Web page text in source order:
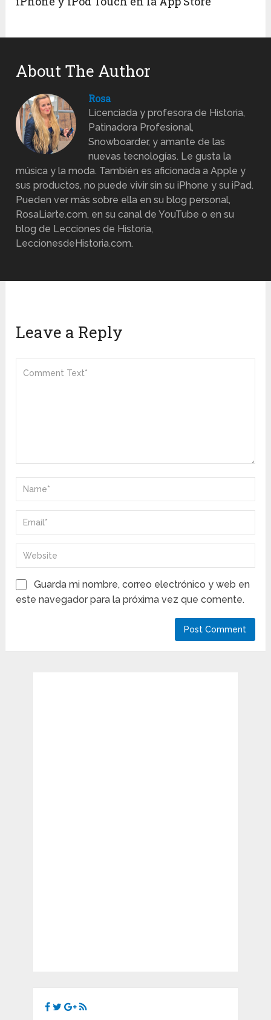
About The Author
Rosa
Licenciada y profesora de Historia,
Patinadora Profesional,
Snowboarder, y amante de las
nuevas tecnologías. Le gusta la
música y la moda. También es aficionada a Apple y
sus productos, no puede vivir sin su iPhone y su iPad.
Pueden ver más sobre ella en su blog personal,
RosaLiarte.com, en su canal de YouTube o en su
blog de Lecciones de Historia,
LeccionesdeHistoria.com.
Leave a Reply
Guarda mi nombre, correo electrónico y web en
este navegador para la próxima vez que comente.